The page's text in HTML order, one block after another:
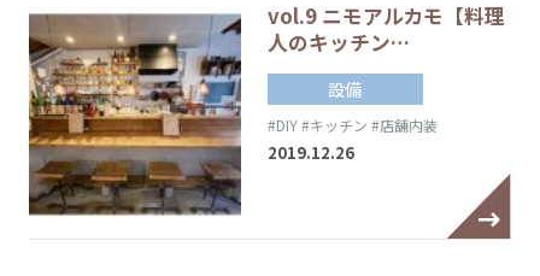
vol.9 ニモアルカモ【料理
人のキッチン…
設備
#DIY#キッチン #店舗内装
2019.12.26